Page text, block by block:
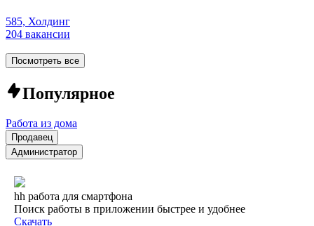
585, Холдинг
204 вакансии
Посмотреть все
Популярное
Работа из дома
Продавец
Администратор
hh работа для смартфона
Поиск работы в приложении быстрее и удобнее
Скачать